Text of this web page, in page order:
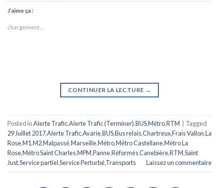
J’aime ça :
chargement…
CONTINUER LA LECTURE →
Posted inAlerte Trafic,Alerte Trafic (Terminer),BUS,Métro,RTM
Tagged
29 Juillet 2017,Alerte Trafic,Avarie,BUS,Bus relais,Chartreux,Frais Vallon,La
Rose,M1,M2,Malpassé,Marseille,Métro,Métro Castellane,Métro La
Rose,Métro Saint Charles,MPM,Panne,Réformés Canebière,RTM,Saint
Just,Service partiel,Service Perturbé,Transports Laissez un commentaire